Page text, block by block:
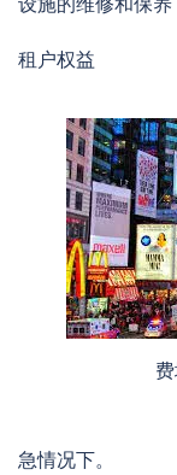
租户权益
急情况下。